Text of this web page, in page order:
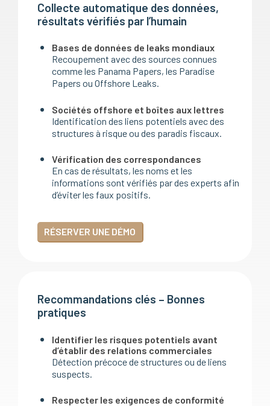
Collecte automatique des données,
résultats vérifiés par l’humain
Bases de données de leaks mondiaux
Recoupement avec des sources connues
comme les Panama Papers, les Paradise
Papers ou Offshore Leaks.
Sociétés offshore et boîtes aux lettres
Identification des liens potentiels avec des
structures à risque ou des paradis fiscaux.
Vérification des correspondances
En cas de résultats, les noms et les
informations sont vérifiés par des experts afin
d’éviter les faux positifs.
RÉSERVER UNE DÉMO
Recommandations clés – Bonnes
pratiques
Identifier les risques potentiels avant
d’établir des relations commerciales
Détection précoce de structures ou de liens
suspects.
Respecter les exigences de conformité